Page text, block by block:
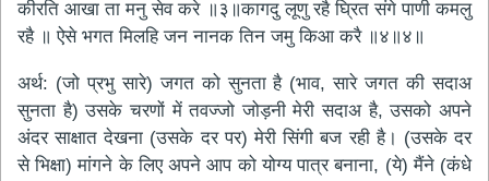
कीरति आखा ता मनु सेव करे ॥३॥कागदु लूणु रहै घ्रित संगे पाणी कमलु
रहै ॥ ऐसे भगत मिलहि जन नानक तिन जमु किआ करै ॥४॥४॥
अर्थ: (जो प्रभु सारे) जगत को सुनता है (भाव, सारे जगत की सदाअ
सुनता है) उसके चरणों में तवज्जो जोड़नी मेरी सदाअ है, उसको अपने
अंदर साक्षात देखना (उसके दर पर) मेरी सिंगी बज रही है। (उसके दर
से भिक्षा) मांगने के लिए अपने आप को योग्य पात्र बनाना, (ये) मैंने (कंधे